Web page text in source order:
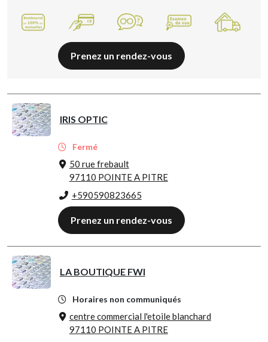
Prenez un rendez-vous
IRIS OPTIC
Fermé
50 rue frebault
97110 POINTE A PITRE
+590590823665
Prenez un rendez-vous
LA BOUTIQUE FWI
Horaires non communiqués
centre commercial l'etoile blanchard
97110 POINTE A PITRE